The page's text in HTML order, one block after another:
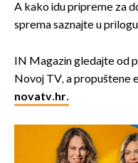
A kako idu pripreme za
sprema saznajte u
IN Magazin gledajte od
Novoj TV, a propuštene
novatv.hr.